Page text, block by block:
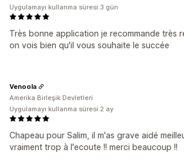
Très bonne application je recommande très
on vois bien qu'il vous souhaite le succée
Uygulamayı kullanma süresi:3 gün
Chapeau pour Salim, il m'as grave aidé
vraiment trop à l'ecoute !! merci beaucoup !!
Venoola
Amerika Birleşik Devletleri
Uygulamayı kullanma süresi:2 ay